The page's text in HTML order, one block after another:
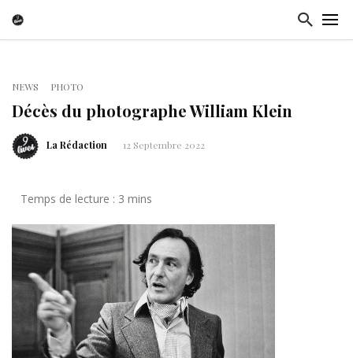
NEWS PHOTO
Décès du photographe William Klein
La Rédaction 12 Septembre 2022